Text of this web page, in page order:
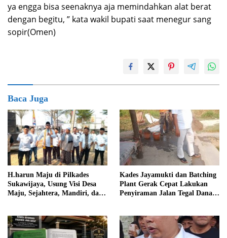
ya engga bisa seenaknya aja memindahkan alat berat
dengan begitu, ” kata wakil bupati saat menegur sang
sopir(Omen)
Baca Juga
H.harun Maju di Pilkades
Sukawijaya, Usung Visi Desa
Maju, Sejahtera, Mandiri, dan
Kades Jayamukti dan Batching
Plant Gerak Cepat Lakukan
Penyiraman Jalan Tegal Danas